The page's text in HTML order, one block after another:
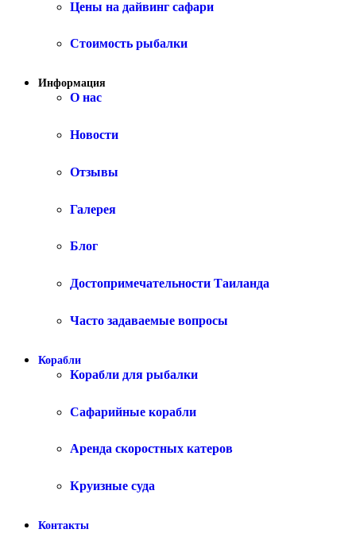
Цены на дайвинг сафари
Стоимость рыбалки
Информация
О нас
Новости
Отзывы
Галерея
Блог
Достопримечательности Таиланда
Часто задаваемые вопросы
Корабли
Корабли для рыбалки
Сафарийные корабли
Аренда скоростных катеров
Круизные суда
Контакты